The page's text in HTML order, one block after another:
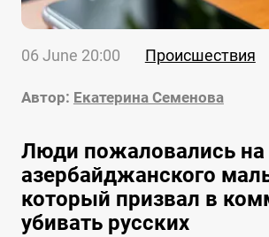
06 June 20:00 Происшествия
Автор: Екатерина Семенова
Люди пожаловались на
азербайджанского
который призвал в
убивать русских